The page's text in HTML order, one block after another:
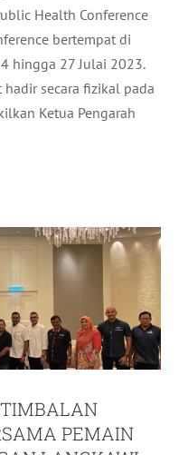
Health Conference
bertempat di
hingga 27 Julai 2023.
secara fizikal pada
Ketua Pengarah
TIMBALAN
TIMBALAN
PEMAIN